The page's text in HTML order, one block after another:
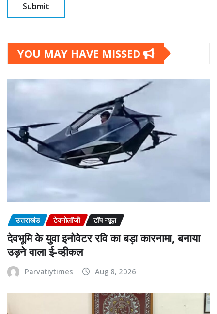
YOU MAY HAVE MISSED
उत्तराखंड टेक्नोलॉजी टॉप न्यूज़
देवभूमि के युवा इनोवेटर रवि का बड़ा कारनामा, बनाया
उड़ने वाला ई-व्हीकल
Parvatiytimes Aug 8, 2026